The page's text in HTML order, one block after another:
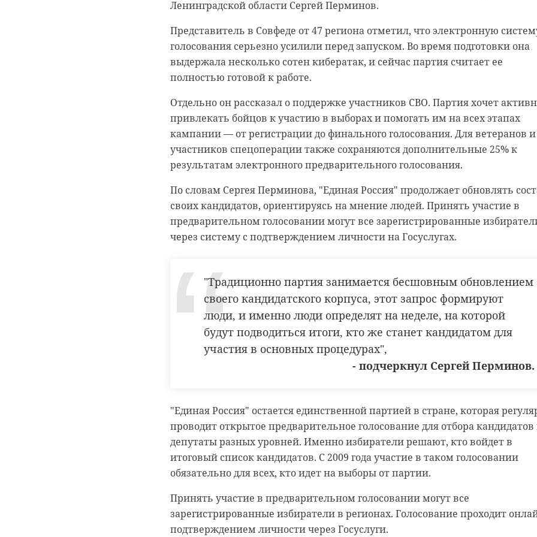
Ленинградской области Сергей Перминов.
Представитель в Совфеде от 47 региона отметил, что электронную
голосования серьезно усилили перед запуском. Во время подготовки она
выдержала несколько сотен кибератак, и сейчас партия считает ее
полностью готовой к работе.
Отдельно он рассказал о поддержке участников СВО. Партия хочет
привлекать бойцов к участию в выборах и помогать им на всех этапах
кампании — от регистрации до финального голосования. Для ветеранов и
участников спецоперации также сохраняются дополнительные 25% к
результатам электронного предварительного голосования.
По словам Сергея Перминова, "Единая Россия" продолжает обновлять
своих кандидатов, ориентируясь на мнение людей. Принять участие в
предварительном голосовании могут все зарегистрированные
через систему с подтверждением личности на Госуслугах.
"Традиционно партия занимается бесшовным обновлением
своего кандидатского корпуса, этот запрос формируют
люди, и именно люди определят на неделе, на которой
будут подводиться итоги, кто же станет кандидатом для
участия в основных процедурах",
- подчеркнул Сергей Перминов.
"Единая Россия" остается единственной партией в стране, которая
проводит открытое предварительное голосование для отбора кандидатов
депутаты разных уровней. Именно избиратели решают, кто войдет в
итоговый список кандидатов. С 2009 года участие в таком голосовании
обязательно для всех, кто идет на выборы от партии.
Принять участие в предварительном голосовании могут все
зарегистрированные избиратели в регионах. Голосование проходит
подтверждением личности через Госуслуги.
Подписывайтесь на нас в
обратиться за психологической помощью. Поддержку оказывает фонд
"Защитники Отечества".
Специалисты помогают людям справляться со стрессом, тревогой и
эмоциональными переживаниями, а также помогают вовремя заметить
Помощь доступна не только в филиалах фонда. Во всех районах Ленобласти
работают ППМС-центры, с которыми заключены соглашения о
сотрудничестве. Благодаря этому поддержку можно получить рядом с
ветераны, так и их близкие.
// Мы есть вMAX. Не теряйте. //
СВО !видео фонд «Защитники Отечества»
Теперь автобусы после Ломоносова будут ехать по действующей трассе до
Университетского проспекта, а затем следовать до железнодорожной
станции Старый Петергоф. После этого маршрут продолжится по
схеме до деревни Лаголово.
В комитете по транспорту попросили пассажиров заранее учитывать
изменения и планировать поездки с учетом нового пути следования
автобусов.
// Мы есть вMAX. Не теряйте. //
Фото: Комтранс Ленобласти